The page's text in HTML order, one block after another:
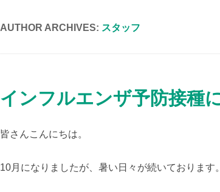
AUTHOR ARCHIVES: スタッフ
インフルエンザ予防接種
皆さんこんにちは。
10月になりましたが、暑い日々が続いております。